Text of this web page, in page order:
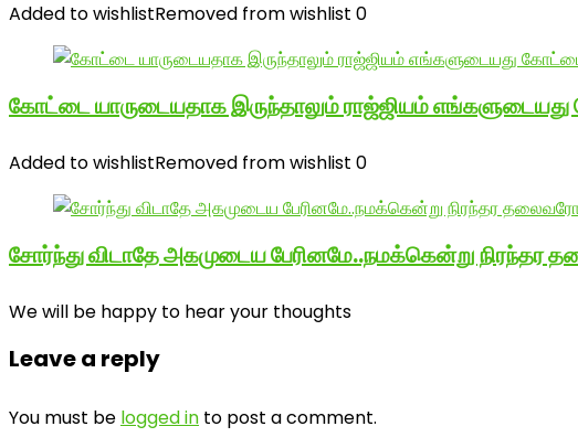
Added to wishlistRemoved from wishlist 0
கோட்டை யாருடையதாக இருந்தாலும் ராஜ்ஜியம்
Added to wishlistRemoved from wishlist 0
சோர்ந்து விடாதே அகமுடைய பேரினமே..நமக்கென்று நிரந்தர
We will be happy to hear your thoughts
Leave a reply
You must be logged in to post a comment.